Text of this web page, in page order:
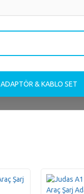
ADAPTÖR & KABLO SET